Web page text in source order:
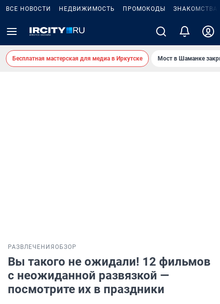
ВСЕ НОВОСТИ НЕДВИЖИМОСТЬ ПРОМОКОДЫ ЗНАКОМСТВА
Бесплатная мастерская для медиа в Иркутске Мост в Шаманке
РАЗВЛЕЧЕНИЯ ОБЗОР
Вы такого не ожидали! 12 фильмов
с неожиданной развязкой —
посмотрите их в праздники